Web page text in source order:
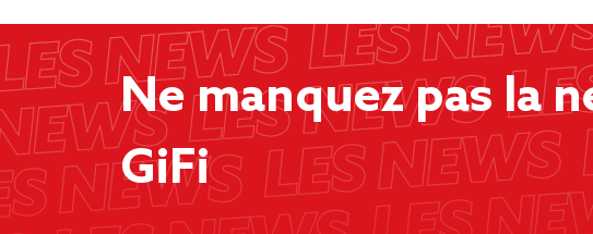
Ne manquez pas la
GiFi